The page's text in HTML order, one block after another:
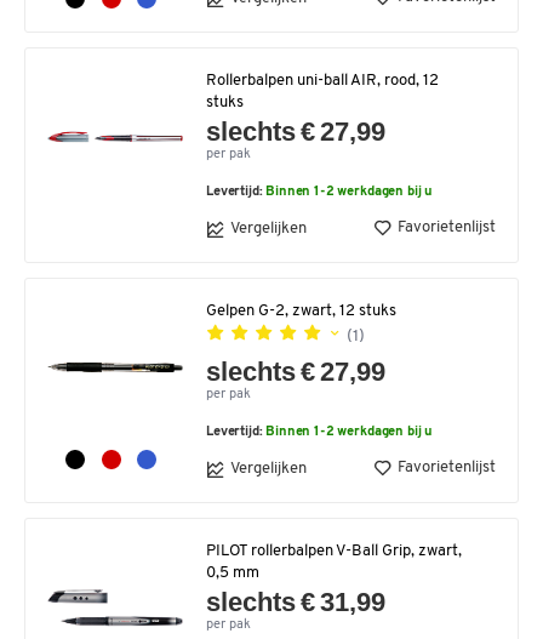
Rollerbalpen uni-ball AIR, rood, 12
stuks
slechts € 27,99
per pak
Levertijd: Binnen 1-2 werkdagen bij u
Vergelijken Favorietenlijst
Gelpen G-2, zwart, 12 stuks
(1)
slechts € 27,99
per pak
Levertijd: Binnen 1-2 werkdagen bij u
Vergelijken Favorietenlijst
PILOT rollerbalpen V-Ball Grip, zwart,
0,5 mm
slechts € 31,99
per pak